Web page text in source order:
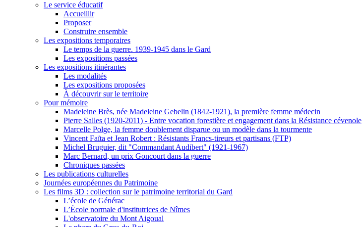
Le service éducatif
Accueillir
Proposer
Construire ensemble
Les expositions temporaires
Le temps de la guerre. 1939-1945 dans le Gard
Les expositions passées
Les expositions itinérantes
Les modalités
Les expositions proposées
À découvrir sur le territoire
Pour mémoire
Madeleine Brès, née Madeleine Gebelin (1842-1921), la première femme médecin
Pierre Salles (1920-2011) - Entre vocation forestière et engagement dans la Résistance cévenole
Marcelle Polge, la femme doublement disparue ou un modèle dans la tourmente
Vincent Faïta et Jean Robert : Résistants Francs-tireurs et partisans (FTP)
Michel Bruguier, dit "Commandant Audibert" (1921-1967)
Marc Bernard, un prix Goncourt dans la guerre
Chroniques passées
Les publications culturelles
Journées européennes du Patrimoine
Les films 3D : collection sur le patrimoine territorial du Gard
L’école de Générac
L’École normale d'institutrices de Nîmes
L'observatoire du Mont Aigoual